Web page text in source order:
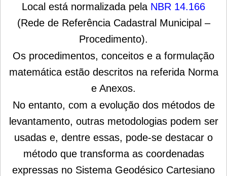
Local está normalizada pela NBR 14.166
(Rede de Referência Cadastral Municipal –
Procedimento).
Os procedimentos, conceitos e a formulação
matemática estão descritos na referida Norma
e Anexos.
No entanto, com a evolução dos métodos de
levantamento, outras metodologias podem ser
usadas e, dentre essas, pode-se destacar o
método que transforma as coordenadas
expressas no Sistema Geodésico Cartesiano